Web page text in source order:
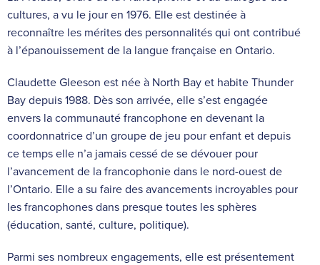
cultures, a vu le jour en 1976. Elle est destinée à
reconnaître les mérites des personnalités qui ont contribué
à l’épanouissement de la langue française en Ontario.
Claudette Gleeson est née à North Bay et habite Thunder
Bay depuis 1988. Dès son arrivée, elle s’est engagée
envers la communauté francophone en devenant la
coordonnatrice d’un groupe de jeu pour enfant et depuis
ce temps elle n’a jamais cessé de se dévouer pour
l’avancement de la francophonie dans le nord-ouest de
l’Ontario. Elle a su faire des avancements incroyables pour
les francophones dans presque toutes les sphères
(éducation, santé, culture, politique).
Parmi ses nombreux engagements, elle est présentement